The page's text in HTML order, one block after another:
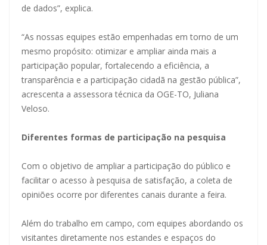
de dados”, explica.
“As nossas equipes estão empenhadas em torno de um
mesmo propósito: otimizar e ampliar ainda mais a
participação popular, fortalecendo a eficiência, a
transparência e a participação cidadã na gestão pública”,
acrescenta a assessora técnica da OGE-TO, Juliana
Veloso.
Diferentes formas de participação na pesquisa
Com o objetivo de ampliar a participação do público e
facilitar o acesso à pesquisa de satisfação, a coleta de
opiniões ocorre por diferentes canais durante a feira.
Além do trabalho em campo, com equipes abordando os
visitantes diretamente nos estandes e espaços do